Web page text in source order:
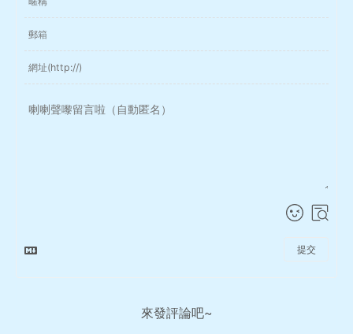
提交
來發評論吧~